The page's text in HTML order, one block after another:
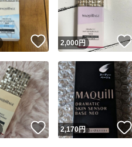
いいね！
2,000円
いいね！
2,170円